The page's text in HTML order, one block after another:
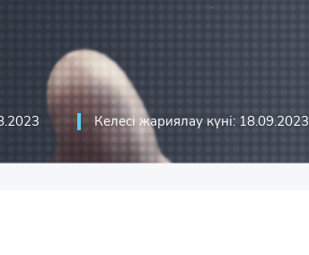
жәнеКелесі жариялау күні: 18.09.2023